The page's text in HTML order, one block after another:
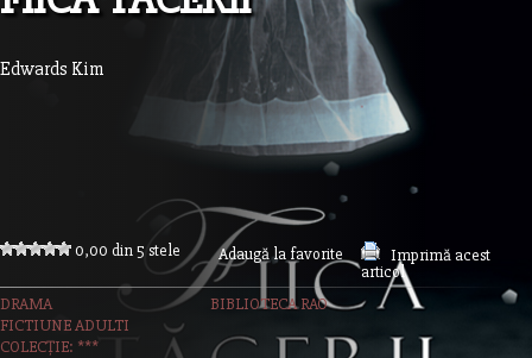
Edwards Kim
0,00 din 5 stele Adaugă la favorite
Imprimă acest
articol
DRAMA
BIBLIOTECA RAO
FICTIUNE ADULTI
COLECȚIE: ***